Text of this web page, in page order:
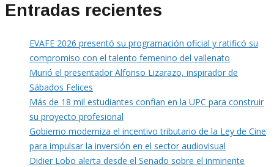
Entradas recientes
EVAFE 2026 presentó su programación oficial y ratificó su
compromiso con el talento femenino del vallenato
Murió el presentador Alfonso Lizarazo, inspirador de
Sábados Felices
Más de 18 mil estudiantes confían en la UPC para construir
su proyecto profesional
Gobierno moderniza el incentivo tributario de la Ley de Cine
para impulsar la inversión en el sector audiovisual
Didier Lobo alerta desde el Senado sobre el inminente